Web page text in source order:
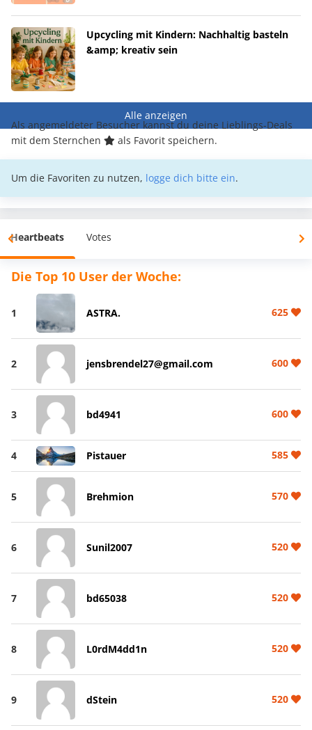
Upcycling mit Kindern: Nachhaltig basteln
&amp; kreativ sein
Alle anzeigen
Als angemeldeter Besucher kannst du deine Lieblings-Deals
mit dem Sternchen
als Favorit speichern.
Um die Favoriten zu nutzen, logge dich bitte ein.
Heartbeats Votes
Die Top 10 User der Woche:
1 ASTRA. 625
2 jensbrendel27@gmail.com 600
3 bd4941 600
4 Pistauer 585
5 Brehmion 570
6 Sunil2007 520
7 bd65038 520
8 L0rdM4dd1n 520
9 dStein 520